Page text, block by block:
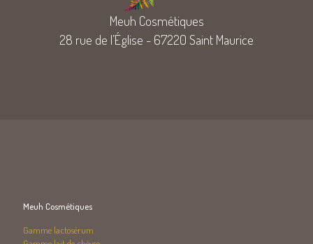
Meuh Cosmétiques
28 rue de l’Église - 67220 Saint Maurice
Meuh Cosmétiques
Gamme lactosérum